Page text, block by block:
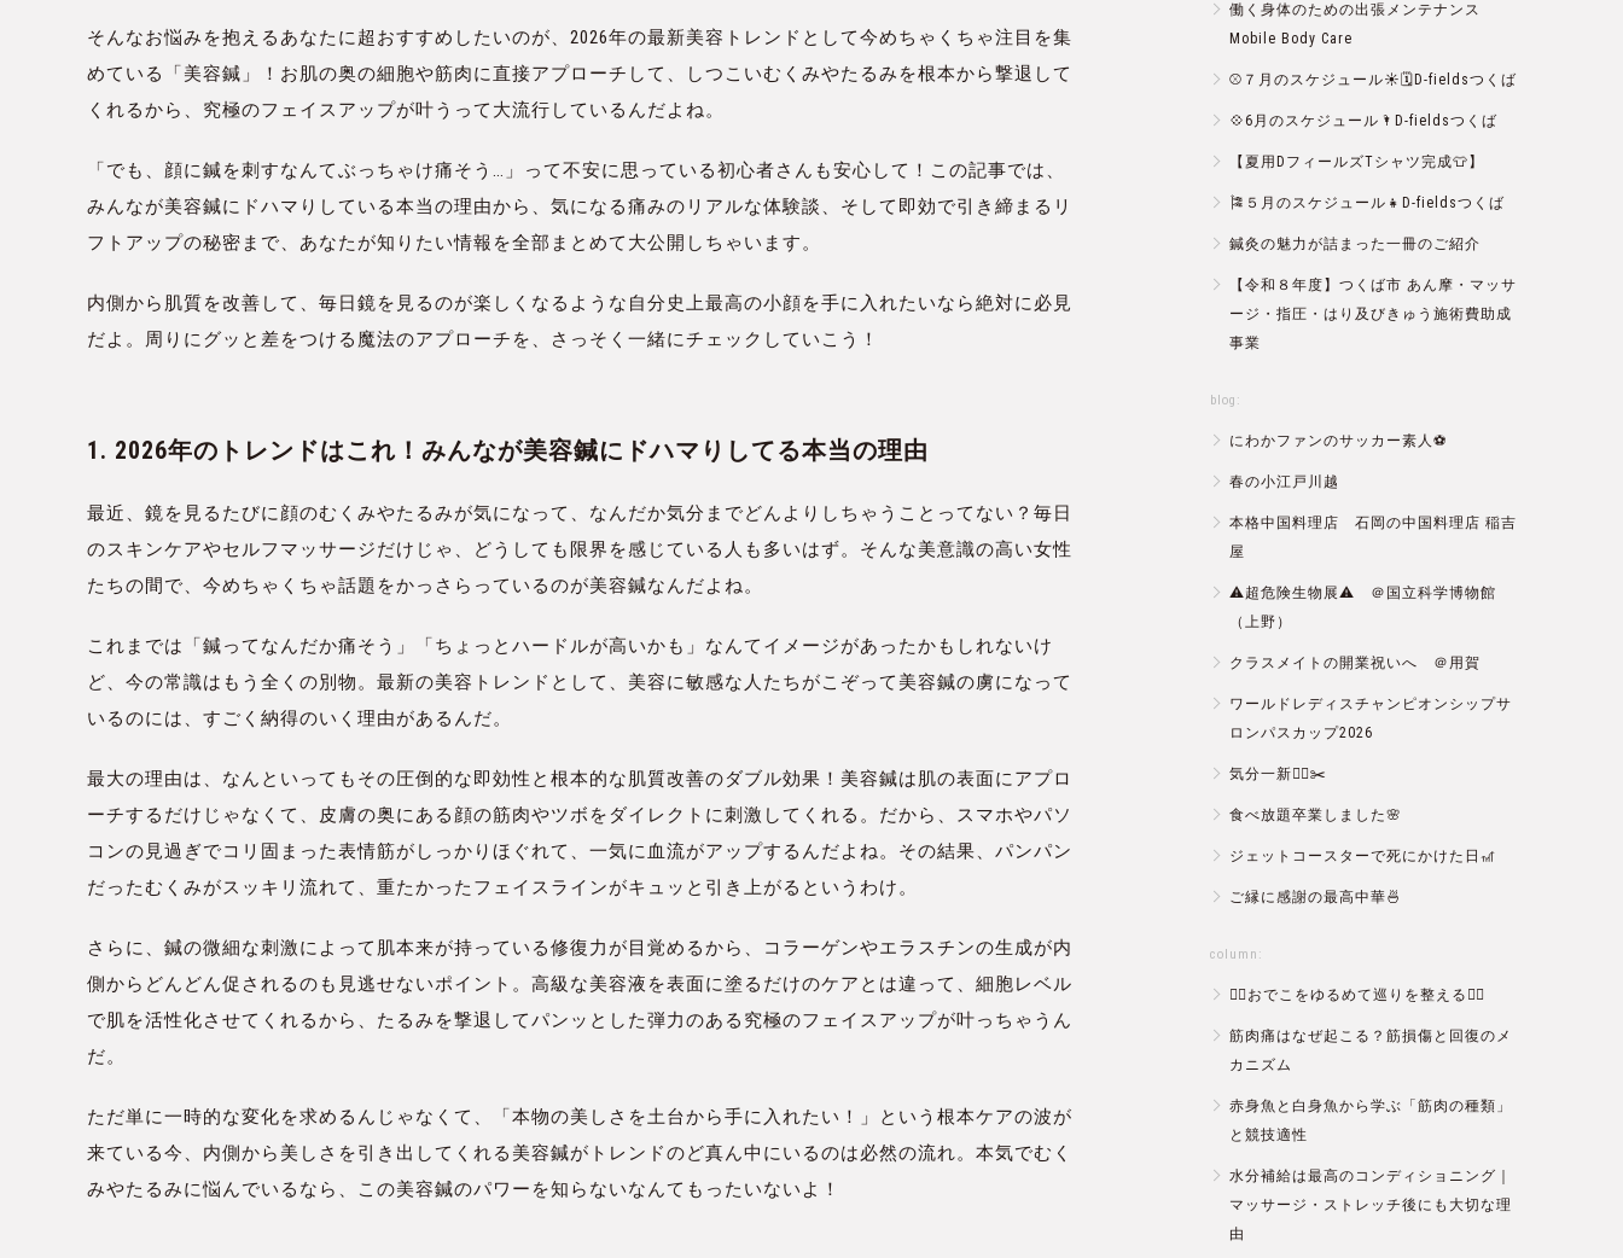
そんなお悩みを抱えるあなたに超おすすめしたいのが、2026年の最新美容トレンドとして今めちゃくちゃ注目を集
めている「美容鍼」！お肌の奥の細胞や筋肉に直接アプローチして、しつこいむくみやたるみを根本から撃退して
くれるから、究極のフェイスアップが叶うって大流行しているんだよね。
「でも、顔に鍼を刺すなんてぶっちゃけ痛そう…」って不安に思っている初心者さんも安心して！この記事では、
みんなが美容鍼にドハマりしている本当の理由から、気になる痛みのリアルな体験談、そして即効で引き締まるリ
フトアップの秘密まで、あなたが知りたい情報を全部まとめて大公開しちゃいます。
内側から肌質を改善して、毎日鏡を見るのが楽しくなるような自分史上最高の小顔を手に入れたいなら絶対に必見
だよ。周りにグッと差をつける魔法のアプローチを、さっそく一緒にチェックしていこう！
1. 2026年のトレンドはこれ！みんなが美容鍼にドハマりしてる本当の理由
最近、鏡を見るたびに顔のむくみやたるみが気になって、なんだか気分までどんよりしちゃうことってない？毎日
のスキンケアやセルフマッサージだけじゃ、どうしても限界を感じている人も多いはず。そんな美意識の高い女性
たちの間で、今めちゃくちゃ話題をかっさらっているのが美容鍼なんだよね。
これまでは「鍼ってなんだか痛そう」「ちょっとハードルが高いかも」なんてイメージがあったかもしれないけ
ど、今の常識はもう全くの別物。最新の美容トレンドとして、美容に敏感な人たちがこぞって美容鍼の虜になって
いるのには、すごく納得のいく理由があるんだ。
最大の理由は、なんといってもその圧倒的な即効性と根本的な肌質改善のダブル効果！美容鍼は肌の表面にアプロ
ーチするだけじゃなくて、皮膚の奥にある顔の筋肉やツボをダイレクトに刺激してくれる。だから、スマホやパソ
コンの見過ぎでコリ固まった表情筋がしっかりほぐれて、一気に血流がアップするんだよね。その結果、パンパン
だったむくみがスッキリ流れて、重たかったフェイスラインがキュッと引き上がるというわけ。
さらに、鍼の微細な刺激によって肌本来が持っている修復力が目覚めるから、コラーゲンやエラスチンの生成が内
側からどんどん促されるのも見逃せないポイント。高級な美容液を表面に塗るだけのケアとは違って、細胞レベル
で肌を活性化させてくれるから、たるみを撃退してパンッとした弾力のある究極のフェイスアップが叶っちゃうん
だ。
ただ単に一時的な変化を求めるんじゃなくて、「本物の美しさを土台から手に入れたい！」という根本ケアの波が
来ている今、内側から美しさを引き出してくれる美容鍼がトレンドのど真ん中にいるのは必然の流れ。本気でむく
みやたるみに悩んでいるなら、この美容鍼のパワーを知らないなんてもったいないよ！
働く身体のための出張メンテナンス
Mobile Body Care
⚾️７月のスケジュール☀️🗓D-fieldsつくば
💠6月のスケジュール🌂D-fieldsつくば
【夏用DフィールズTシャツ完成👕】
🎏５月のスケジュール👧D-fieldsつくば
鍼灸の魅力が詰まった一冊のご紹介
【令和８年度】つくば市 あん摩・マッサ
ージ・指圧・はり及びきゅう施術費助成
事業
blog:
にわかファンのサッカー素人⚽️
春の小江戸川越
本格中国料理店 石岡の中国料理店 稲吉
屋
⚠️超危険生物展⚠️ ＠国立科学博物館
（上野）
クラスメイトの開業祝いへ ＠用賀
ワールドレディスチャンピオンシップサ
ロンパスカップ2026
気分一新💇‍♂️✂️
食べ放題卒業しました🌸
ジェットコースターで死にかけた日🎢
ご縁に感謝の最高中華🍜
column:
💆‍♀️おでこをゆるめて巡りを整える💆‍♂️
筋肉痛はなぜ起こる？筋損傷と回復のメ
カニズム
赤身魚と白身魚から学ぶ「筋肉の種類」
と競技適性
水分補給は最高のコンディショニング｜
マッサージ・ストレッチ後にも大切な理
由